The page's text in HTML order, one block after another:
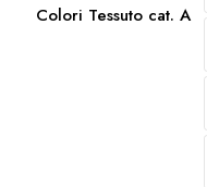
Colori Tessuto cat. A